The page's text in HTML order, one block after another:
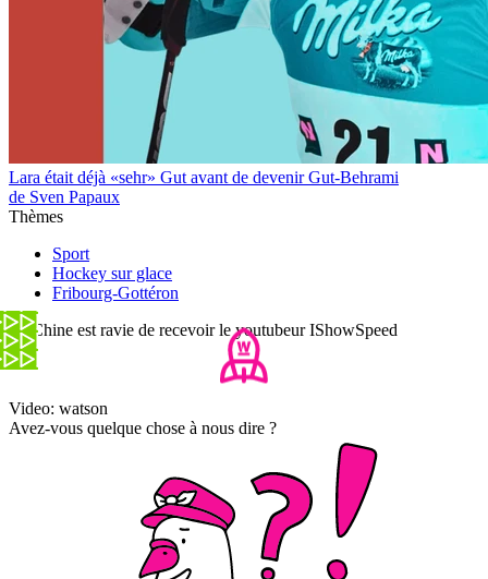
Lara était déjà «sehr» Gut avant de devenir Gut-Behrami
de Sven Papaux
Thèmes
Sport
Hockey sur glace
Fribourg-Gottéron
La Chine est ravie de recevoir le youtubeur IShowSpeed
Video: watson
Avez-vous quelque chose à nous dire ?